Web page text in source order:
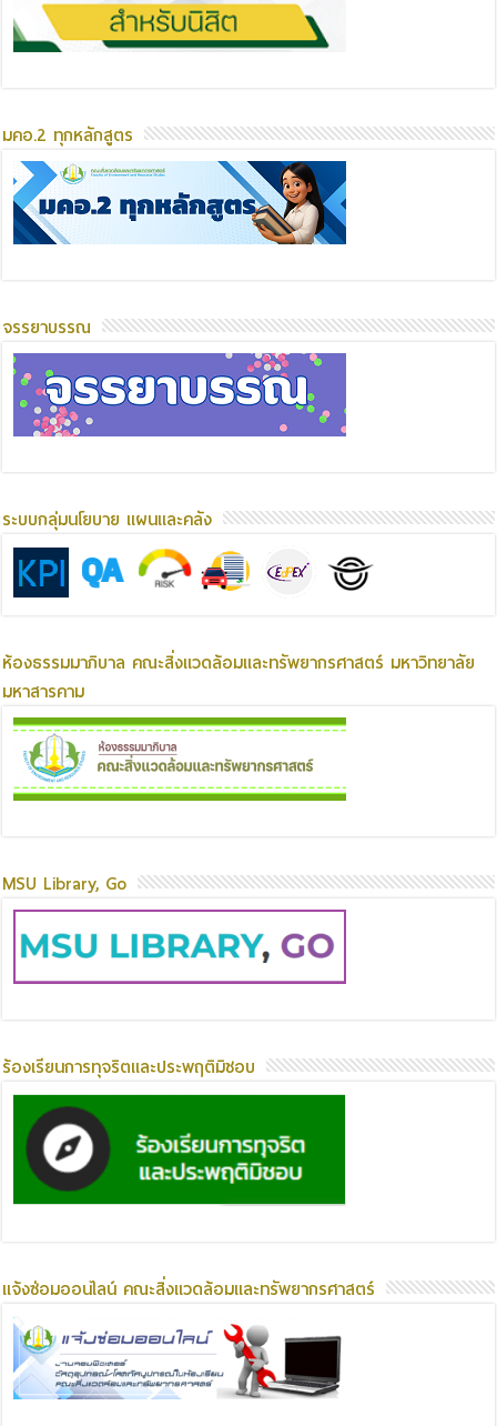
มคอ.2 ทุกหลักสูตร
จรรยาบรรณ
ระบบกลุ่มนโยบาย แผนและคลัง
ห้องธรรมมาภิบาล คณะสิ่งแวดล้อมและทรัพยากรศาสตร์ มหาวิทยาลัย
มหาสารคาม
MSU Library, Go
ร้องเรียนการทุจริตและประพฤติมิชอบ
แจ้งซ่อมออนไลน์ คณะสิ่งแวดล้อมและทรัพยากรศาสตร์